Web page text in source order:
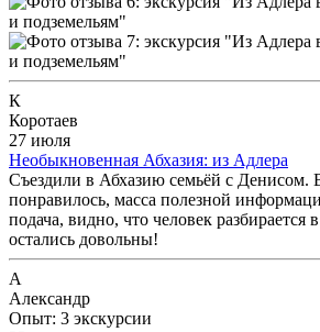
К
Коротаев
27 июля
Необыкновенная Абхазия: из Адлера
Съездили в Абхазию семьёй с Денисом.
понравилось, масса полезной
подача, видно, что человек разбирается
остались довольны!
А
Александр
Опыт: 3 экскурсии